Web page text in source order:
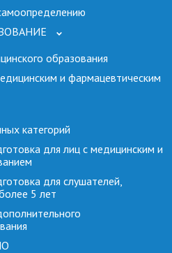
образования
и фармацевтическим
категорий
для лиц с медицинским и
для слушателей,
5 лет